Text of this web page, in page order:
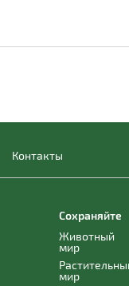
Контакты
Сохраняйте
Животный
мир
мир